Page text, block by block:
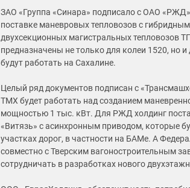
ЗАО «Группа «Синара» подписало с ОАО
поставке маневровых тепловозов с
двухсекционных магистральных тепловозов
предназначены не только для колеи 1520, но
будут работать на Сахалине.
Целый ряд документов подписан с
ТМХ будет работать над созданием
мощностью 1 тыс. кВт. Для РЖД холдинг
«Витязь» с асинхронным приводом, которые
участках дорог, в частности на БАМе. А
совместно с Тверским вагоностроительным
сотрудничать в разработках нового